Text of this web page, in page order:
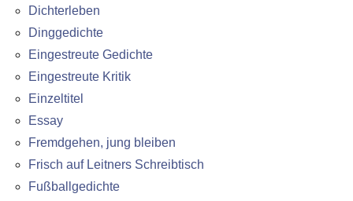
Dichterleben
Dinggedichte
Eingestreute Gedichte
Eingestreute Kritik
Einzeltitel
Essay
Fremdgehen, jung bleiben
Frisch auf Leitners Schreibtisch
Fußballgedichte